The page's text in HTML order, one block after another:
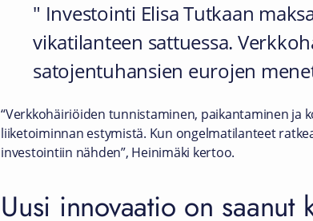
Investointi Elisa Tutkaan
vikatilanteen sattuessa.
satojentuhansien eurojen
“Verkkohäiriöiden tunnistaminen, paikantaminen ja
liiketoiminnan estymistä. Kun ongelmatilanteet
investointiin nähden”, Heinimäki kertoo.
Uusi innovaatio on saanut